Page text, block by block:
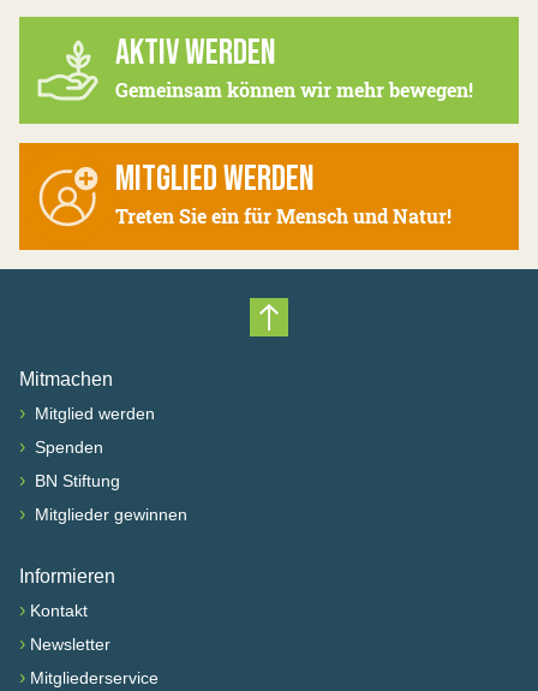
AKTIV WERDEN
Gemeinsam können wir mehr bewegen!
MITGLIED WERDEN
Treten Sie ein für Mensch und Natur!
Nach oben scrollen
Mitmachen
› Mitglied werden
› Spenden
› BN Stiftung
› Mitglieder gewinnen
Informieren
› Kontakt
› Newsletter
› Mitgliederservice